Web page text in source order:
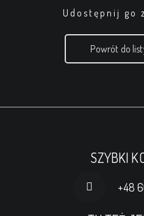
Udostępnij go
Powrót do
SZYBKI
+48